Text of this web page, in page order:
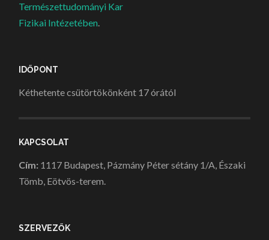
Természettudományi Kar
Fizikai Intézetében.
IDŐPONT
Kéthetente csütörtökönként 17 órától
KAPCSOLAT
Cím: 1117 Budapest, Pázmány Péter sétány 1/A, Északi
Tömb, Eötvös-terem.
SZERVEZŐK